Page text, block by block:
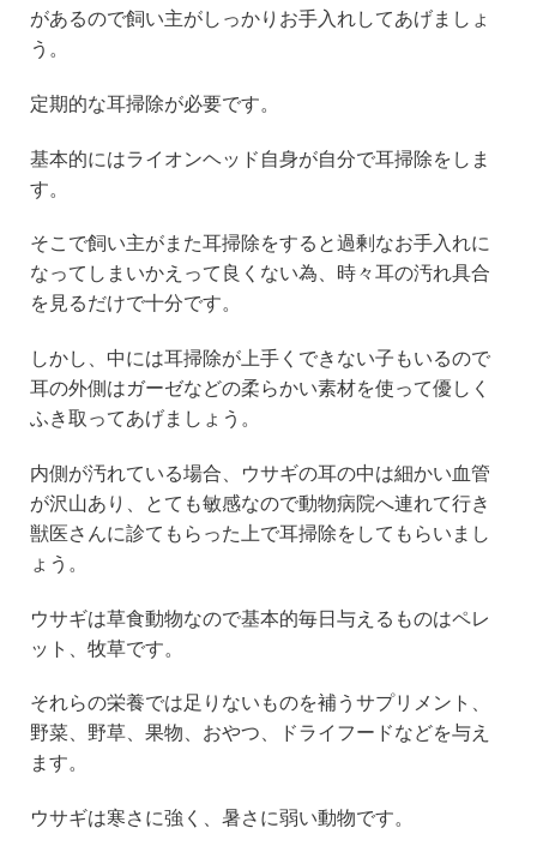
があるので飼い主がしっかりお手入れしてあげましょ
う。
定期的な耳掃除が必要です。
基本的にはライオンヘッド自身が自分で耳掃除をしま
す。
そこで飼い主がまた耳掃除をすると過剰なお手入れに
なってしまいかえって良くない為、時々耳の汚れ具合
を見るだけで十分です。
しかし、中には耳掃除が上手くできない子もいるので
耳の外側はガーゼなどの柔らかい素材を使って優しく
ふき取ってあげましょう。
内側が汚れている場合、ウサギの耳の中は細かい血管
が沢山あり、とても敏感なので動物病院へ連れて行き
獣医さんに診てもらった上で耳掃除をしてもらいまし
ょう。
ウサギは草食動物なので基本的毎日与えるものはペレ
ット、牧草です。
それらの栄養では足りないものを補うサプリメント、
野菜、野草、果物、おやつ、ドライフードなどを与え
ます。
ウサギは寒さに強く、暑さに弱い動物です。